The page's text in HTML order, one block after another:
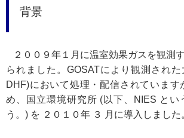
背景
２００９年１月 に温室効果ガスを観測
られました。GOSATにより観測され
DHF)において処理・配信されています
め、国立環境研究所 (以下、NIES とい
う。) を ２０１０年 ３ 月に導入しました